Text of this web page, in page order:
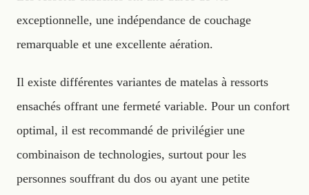
exceptionnelle, une indépendance de couchage
remarquable et une excellente aération.
Il existe différentes variantes de matelas à ressorts
ensachés offrant une fermeté variable. Pour un confort
optimal, il est recommandé de privilégier une
combinaison de technologies, surtout pour les
personnes souffrant du dos ou ayant une petite